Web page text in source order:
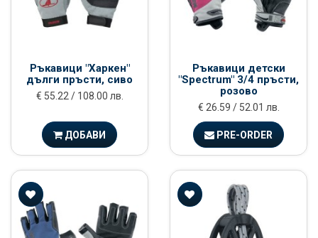
Ръкавици "Харкен"
дълги пръсти, сиво
€ 55.22 / 108.00 лв.
ДОБАВИ
Ръкавици детски
"Spectrum" 3/4 пръсти,
розово
€ 26.59 / 52.01 лв.
PRE-ORDER